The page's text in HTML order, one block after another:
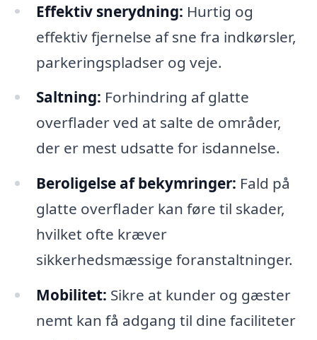
Effektiv snerydning: Hurtig og
effektiv fjernelse af sne fra indkørsler,
parkeringspladser og veje.
Saltning: Forhindring af glatte
overflader ved at salte de områder,
der er mest udsatte for isdannelse.
Beroligelse af bekymringer: Fald på
glatte overflader kan føre til skader,
hvilket ofte kræver
sikkerhedsmæssige foranstaltninger.
Mobilitet: Sikre at kunder og gæster
nemt kan få adgang til dine faciliteter